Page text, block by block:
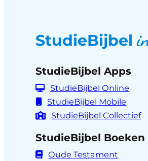
StudieBijbel
StudieBijbel Apps
StudieBijbel Online
StudieBijbel Mobile
StudieBijbel Collectief
StudieBijbel Boeken
Oude Testament